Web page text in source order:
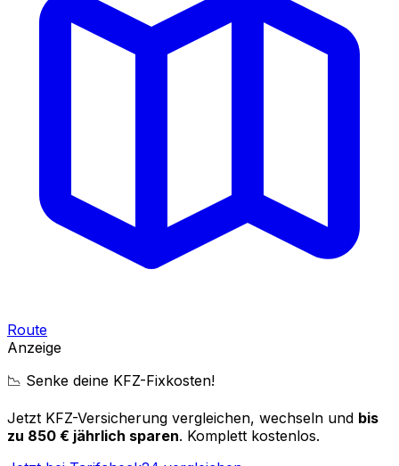
Route
Anzeige
📉 Senke deine KFZ-Fixkosten!
Jetzt KFZ-Versicherung vergleichen, wechseln und bis
zu 850 € jährlich sparen. Komplett kostenlos.